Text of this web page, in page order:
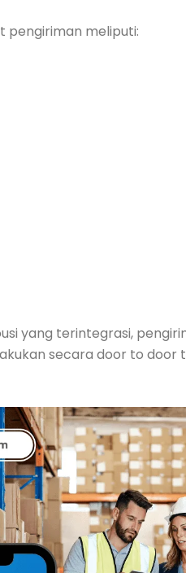
pengiriman meliputi:
yang terintegrasi,
secara door to door